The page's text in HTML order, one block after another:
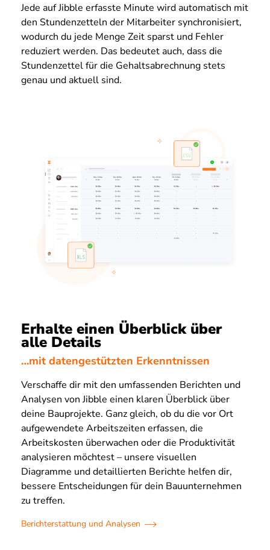
Jede auf Jibble erfasste Minute wird automatisch mit
den Stundenzetteln der Mitarbeiter synchronisiert,
wodurch du jede Menge Zeit sparst und Fehler
reduziert werden. Das bedeutet auch, dass die
Stundenzettel für die Gehaltsabrechnung stets
genau und aktuell sind.
Erhalte einen Überblick über
alle Details
…mit datengestützten Erkenntnissen
Verschaffe dir mit den umfassenden Berichten und
Analysen von Jibble einen klaren Überblick über
deine Bauprojekte. Ganz gleich, ob du die vor Ort
aufgewendete Arbeitszeiten erfassen, die
Arbeitskosten überwachen oder die Produktivität
analysieren möchtest – unsere visuellen
Diagramme und detaillierten Berichte helfen dir,
bessere Entscheidungen für dein Bauunternehmen
zu treffen.
Berichterstattung und Analysen